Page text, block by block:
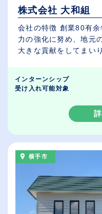
株式会社 大和組
会社の特徴 創業80有
力の強化に努め、地元
大きな貢献をしてまい
インターンシップ
受け入れ可能対象
横手市